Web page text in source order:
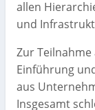
allen
und
Zur
Einführung
aus
Insgesamt